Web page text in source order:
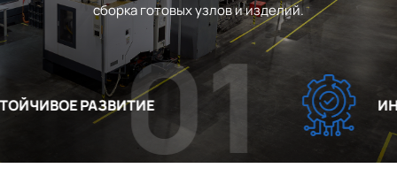
сборка готовых узлов и изделий.
РАЗВИТИЕ01